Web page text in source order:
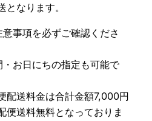
となります。
事項を必ずご確認くださ
お日にちの指定も可能で
配送料金は合計金額7,000円
便送料無料となっておりま